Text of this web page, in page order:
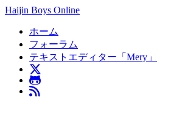
Haijin Boys Online
ホーム
フォーラム
テキストエディター「Mery」